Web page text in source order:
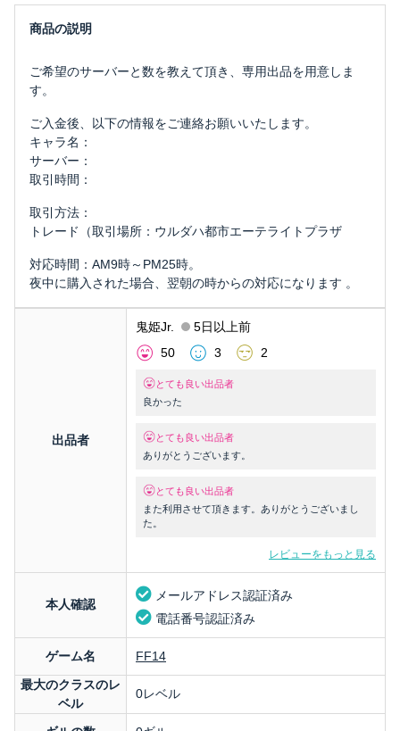
ご希望のサーバーと数を教えて頂き、専用出品を用意しま
す。
ご入金後、以下の情報をご連絡お願いいたします。
キャラ名：
サーバー：
取引時間：
取引方法：
トレード（取引場所：ウルダハ都市エーテライトプラザ
対応時間：AM9時～PM25時。
夜中に購入された場合、翌朝の時からの対応になります 。
出品者
鬼姫Jr.
5日以上前
50
3 2
とても良い出品者
良かった
とても良い出品者
ありがとうございます。
とても良い出品者
また利用させて頂きます。ありがとうございまし
た。
レビューをもっと見る
本人確認
メールアドレス認証済み
電話番号認証済み
ゲーム名
FF14
最大のクラスのレ
ベル
0レベル